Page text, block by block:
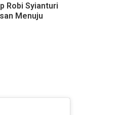
Robi Syianturi
Menuju